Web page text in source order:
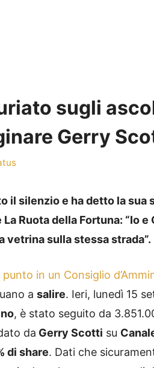
sugli
Gerry
il silenzio e ha detto la sua
Ruota della Fortuna: “Io e
vetrina sulla stessa strada”.
in un Consiglio
a salire. Ieri, lunedì 15
, è stato seguito da
da Gerry Scotti su
di share. Dati che